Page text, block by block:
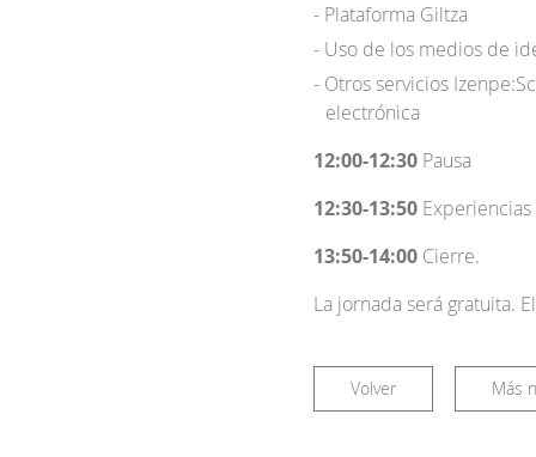
Plataforma Giltza
Uso de los medios de
Otros servicios
electrónica
12:00-12:30 Pausa
12:30-13:50
13:50-14:00 Cierre.
La jornada será gratuita.
Volver Más